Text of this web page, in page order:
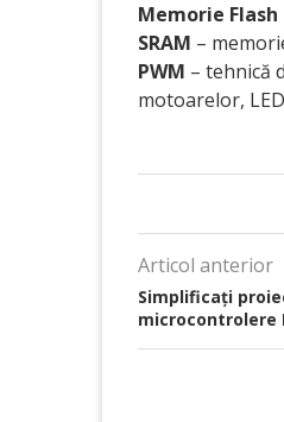
Memorie Flash
SRAM –
PWM – tehnică
motoarelor,
Articol anterior
Simplificați
microcontrolere